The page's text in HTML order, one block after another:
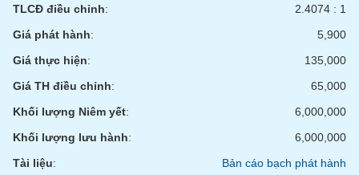
TLCĐ điều chỉnh:
2.4074 : 1
Giá phát hành:
5,900
Giá thực hiện:
135,000
Giá TH điều chỉnh:
65,000
Khối lượng Niêm yết:
6,000,000
Khối lượng lưu hành:
6,000,000
Tài liệu: Bản cáo bạch phát hành